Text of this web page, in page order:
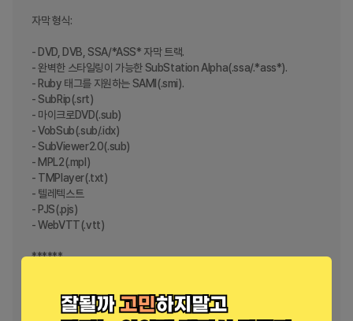
자막 형식:
- DVD, DVB, SSA/*ASS* 자막 트랙.
- 완벽한 스타일링이 가능한 SubStation Alpha(.ssa/.*ass*).
- Ruby 태그를 지원하는 SAMI(.smi).
- SubRip(.srt)
- 마이크로DVD(.sub)
- VobSub(.sub/.idx)
- SubViewer2.0(.sub)
- MPL2(.mpl)
- TMPlayer(.txt)
- 텔레텍스트
- PJS(.pjs)
- WebVTT(.vtt)
******
* 기본 및 보조 저장소에서 미디어 파일을 읽으려면